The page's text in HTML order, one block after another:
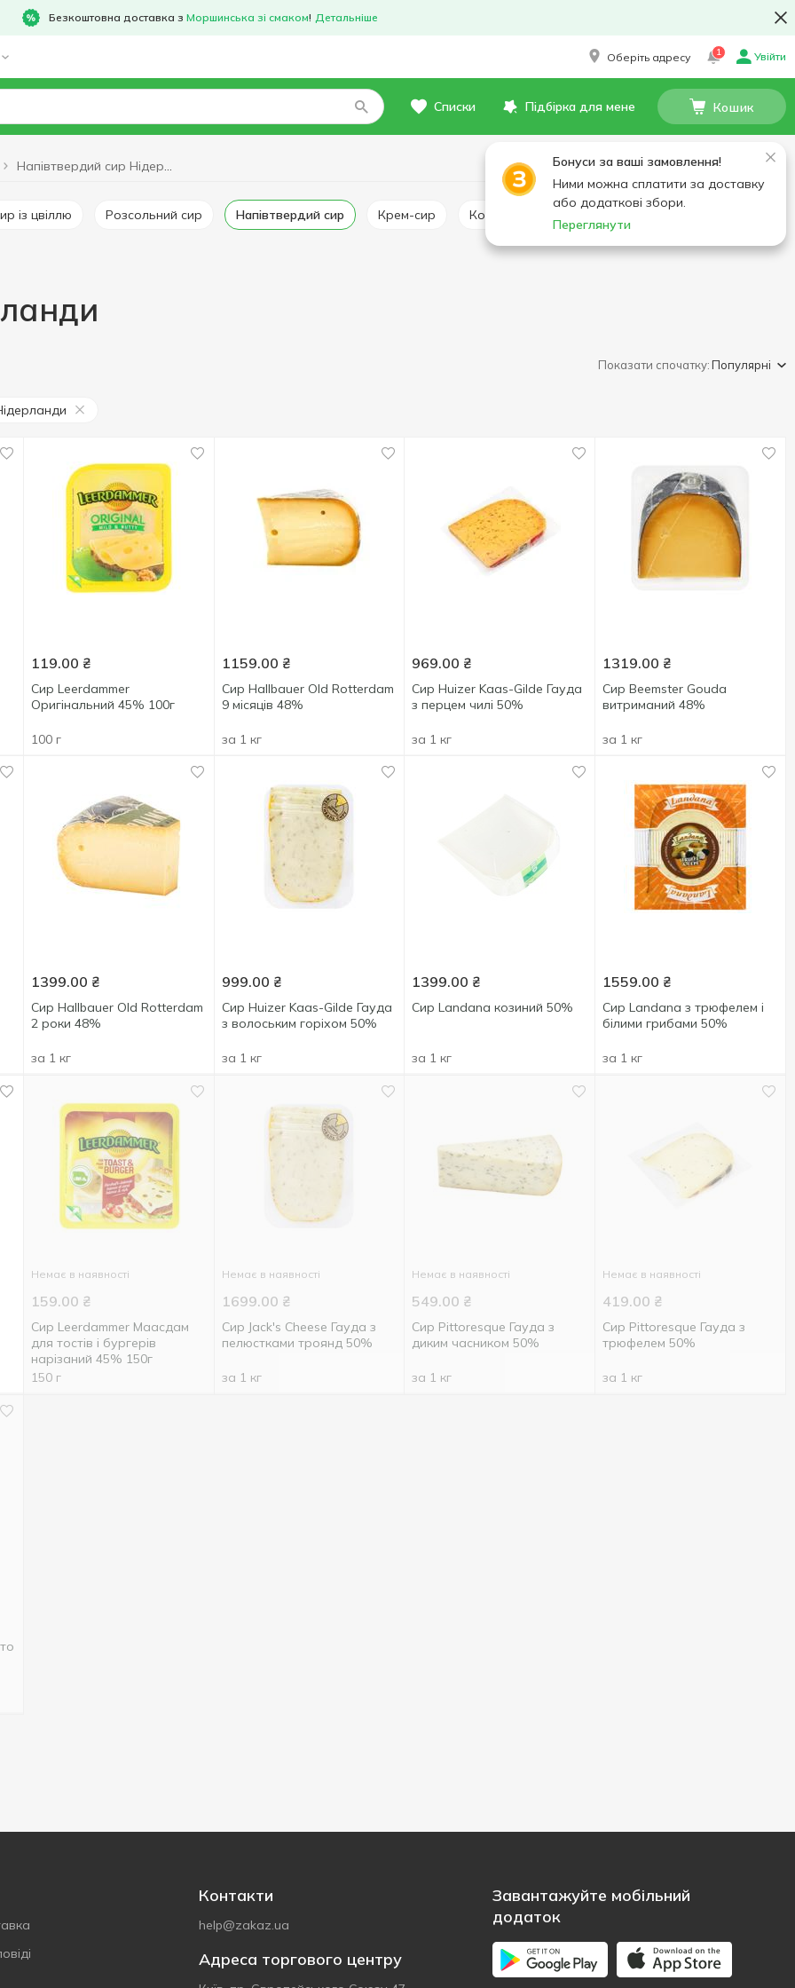
Безкоштовна доставка з Моршинська зі смаком! Детальніше
Оберіть адресу 1 Увійти
Списки Підбірка для мене Кошик
Бонуси за ваші замовлення!
Ними можна сплатити за доставку
або додаткові збори.
Переглянути
Напівтвердий сир Нідерланди
із цвіллю Розсольний сир Напівтвердий сир Крем-сир Копчений сир Закуски бутербродні
Показати спочатку:Популярні
119.00 ₴
Сир Leerdammer
Оригінальний 45% 100г
100 г
1159.00 ₴
Сир Hallbauer Old Rotterdam
9 місяців 48%
за 1 кг
969.00 ₴
Сир Huizer Kaas-Gilde Гауда
з перцем чилі 50%
за 1 кг
1319.00 ₴
Сир Beemster Gouda
витриманий 48%
за 1 кг
1399.00 ₴
Сир Hallbauer Old Rotterdam
2 роки 48%
за 1 кг
999.00 ₴
Сир Huizer Kaas-Gilde Гауда
з волоським горіхом 50%
за 1 кг
1399.00 ₴
Сир Landana козиний 50%
за 1 кг
1559.00 ₴
Сир Landana з трюфелем і
білими грибами 50%
за 1 кг
Немає в наявності
159.00 ₴
Сир Leerdammer Маасдам
для тостів і бургерів
нарізаний 45% 150г
150 г
Немає в наявності
1699.00 ₴
Сир Jack's Cheese Гауда з
пелюстками троянд 50%
за 1 кг
Немає в наявності
549.00 ₴
Сир Pittoresque Гауда з
диким часником 50%
за 1 кг
Немає в наявності
419.00 ₴
Сир Pittoresque Гауда з
трюфелем 50%
за 1 кг
Контакти
help@zakaz.ua
Адреса торгового центру
Завантажуйте мобільний
додаток